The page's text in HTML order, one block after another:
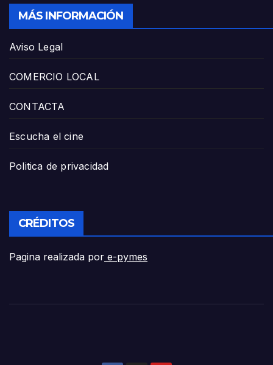
MÁS INFORMACIÓN
Aviso Legal
COMERCIO LOCAL
CONTACTA
Escucha el cine
Politica de privacidad
CRÉDITOS
Pagina realizada por e-pymes